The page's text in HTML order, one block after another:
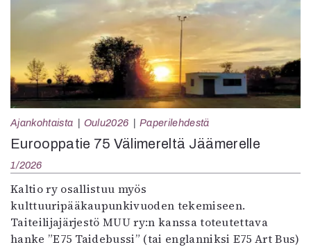
Ajankohtaista Oulu2026 Paperilehdestä
Eurooppatie 75 Välimereltä Jäämerelle
1/2026
Kaltio ry osallistuu myös
kulttuuripääkaupunkivuoden tekemiseen.
Taiteilijajärjestö MUU ry:n kanssa toteutettava
hanke ”E75 Taidebussi” (tai englanniksi E75 Art Bus)